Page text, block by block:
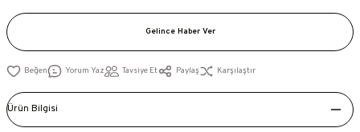
Gelince Haber Ver
Yorum Yaz Tavsiye Et Paylaş Karşılaştır
Ürün Bilgisi